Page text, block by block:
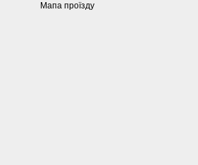
Мапа проїзду